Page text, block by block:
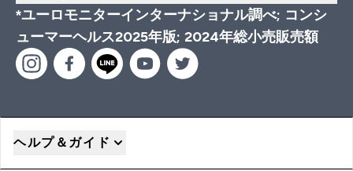
*ユーロモニターインターナショナル調べ; コンシ
ューマーヘルス2025年版; 2024年総小売販売額
ヘルプ＆ガイド